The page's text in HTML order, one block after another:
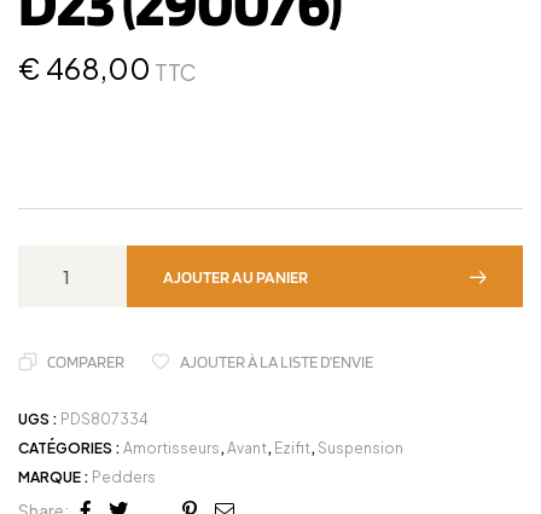
€ 468,00 TTC
AJOUTER AU PANIER
COMPARER AJOUTER À LA LISTE D'ENVIE
UGS : PDS807334
CATÉGORIES : Amortisseurs,Avant, Ezifit, Suspension
MARQUE : Pedders